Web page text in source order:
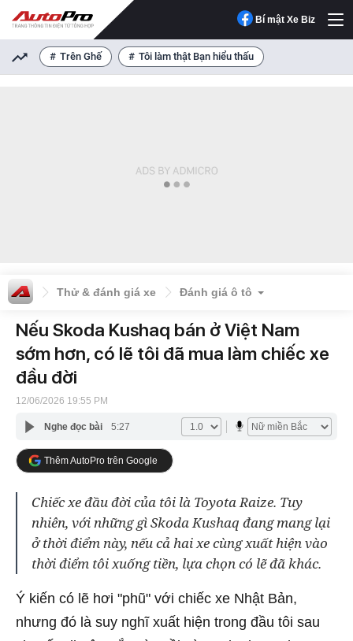
Bí mật Xe Biz
Trên Ghế Tôi làm thật Bạn hiểu thấu
Thử & đánh giá xe Đánh giá ô tô
Nếu Skoda Kushaq bán ở Việt Nam
sớm hơn, có lẽ tôi đã mua làm chiếc xe
đầu đời
12/06/2026 19:55 PM
Nghe đọc bài 5:27
Thêm AutoPro trên Google
Chiếc xe đầu đời của tôi là Toyota Raize. Tuy
nhiên, với những gì Skoda Kushaq đang mang lại
ở thời điểm này, nếu cả hai xe cùng xuất hiện vào
thời điểm tôi xuống tiền, lựa chọn có lẽ đã khác.
Ý kiến có lẽ hơi "phũ" với chiếc xe Nhật Bản,
nhưng đó là suy nghĩ xuất hiện trong đầu tôi sau